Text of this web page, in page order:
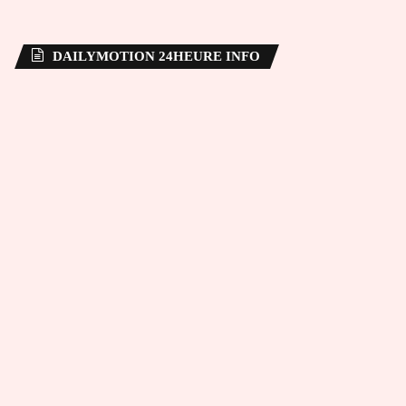
DAILYMOTION 24HEURE INFO